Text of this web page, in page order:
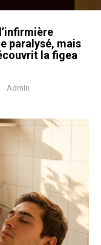
paralysé, mais
la figea
Admin